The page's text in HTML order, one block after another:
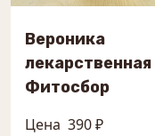
Вероника
лекарственная
Фитосбор
Цена 390 ₽